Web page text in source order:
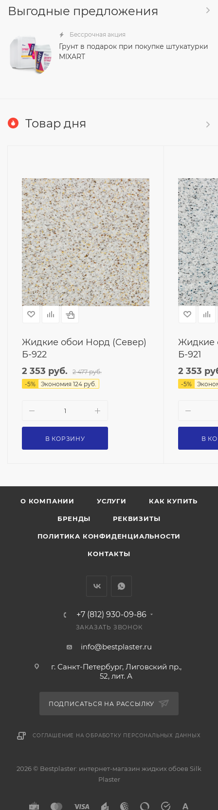
Выгодные предложения
Бессрочная акция
Грунт в подарок при покупке штукатурки
MIXART
Товар дня
Жидкие обои Норд (Север)
Б-922
2 353 руб. 2 477руб.
-5% Экономия 124 руб.
В КОРЗИНУ
Жидкие
Б-921
2 353
-5%
В
О КОМПАНИИ УСЛУГИ КАК КУПИТЬ
БРЕНДЫ РЕКВИЗИТЫ
ПОЛИТИКА КОНФИДЕНЦИАЛЬНОСТИ
КОНТАКТЫ
+7 (812) 930-09-86
ЗАКАЗАТЬ ЗВОНОК
info@bestplaster.ru
г. Санкт-Петербург, Лиговский пр.,
52, лит. А
ПОДПИСАТЬСЯ НА РАССЫЛКУ
СОГЛАШЕНИЕ НА ОБРАБОТКУ ПЕРСОНАЛЬНЫХ ДАННЫХ
2026 © Bestplaster: интернет-магазин жидких обоев Silk
Plaster